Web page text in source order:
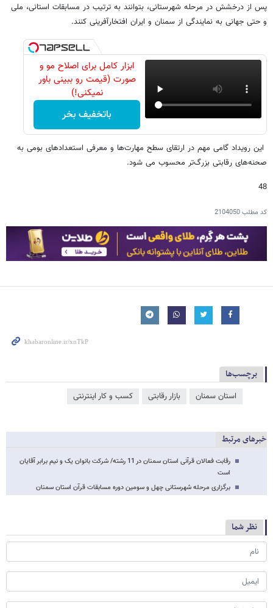
پس از درخشش در مرحله شهرستانی، بتوانند به ترتیب در مسابقات استانی، ملی
و حتی جهانی به نمایندگی از سمنان و ایران افتخارآفرینی کنند.
ابزار کامل برای اصلاح مو و
صورت (قیمت رو ببینی باور
نمیکنی!)
باتخفیف بخر
این رویداد گامی مهم در ارتقای سطح مهارت‌ها و معرفی استعدادهای بومی به
صحنه‌های رقابتی بزرگ‌تر محسوب می شود.
48
کد مطلب2104050
برچسب‌ها
استان سمنان بازار رقابتی کسب و کار اینترنتی
خبرهای مرتبط
رقابت فعالان قرآنی استان سمنان در 11 رشته/ شرکت بانوان یک و نیم برابر آقایان
است
برگزاری مرحله شهرستانی چهل و سومین دوره مسابقات قرآن استان سمنان
نظر شما